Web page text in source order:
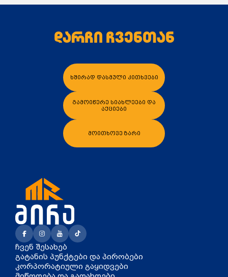
დარჩი ჩვენთან
ხშირად დასმული კითხვები
გამოიწერე სიახლეები და
აქციები
მოითხოვე ზარი
ჩვენ შესახებ
გატანის პუნქტები და პირობები
კორპორატიული გაყიდვები